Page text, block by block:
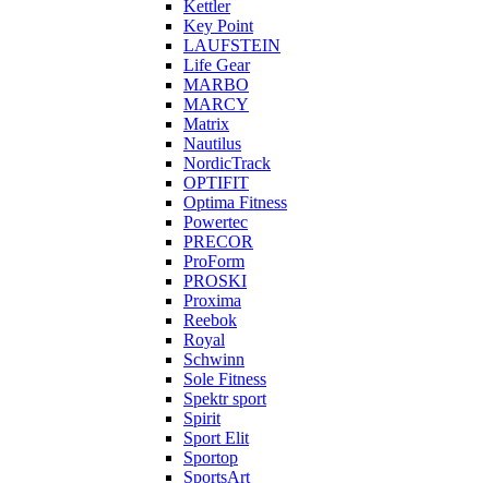
Kettler
Key Point
LAUFSTEIN
Life Gear
MARBO
MARCY
Matrix
Nautilus
NordicTrack
OPTIFIT
Optima Fitness
Powertec
PRECOR
ProForm
PROSKI
Proxima
Reebok
Royal
Schwinn
Sole Fitness
Spektr sport
Spirit
Sport Elit
Sportop
SportsArt